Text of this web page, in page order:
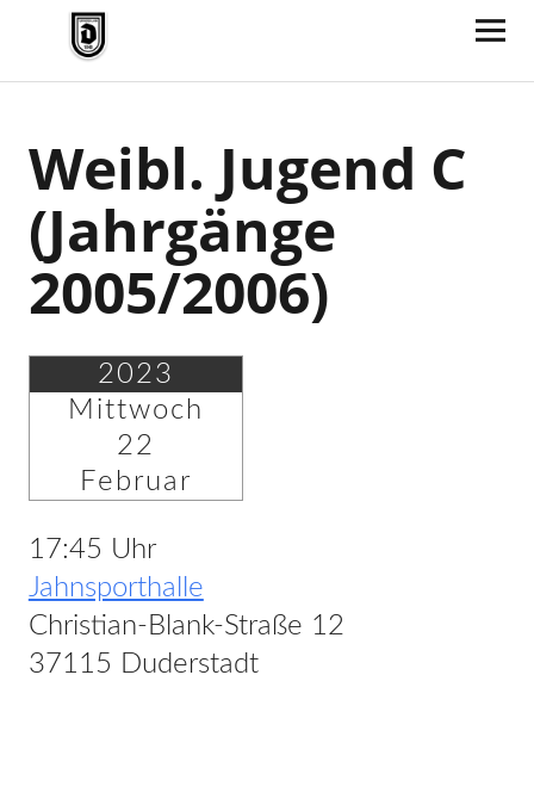
TV Jahn Duderstadt
Weibl. Jugend C
(Jahrgänge
2005/2006)
2023
Mittwoch
22
Februar
17:45 Uhr
Jahnsporthalle
Christian-Blank-Straße 12
37115 Duderstadt